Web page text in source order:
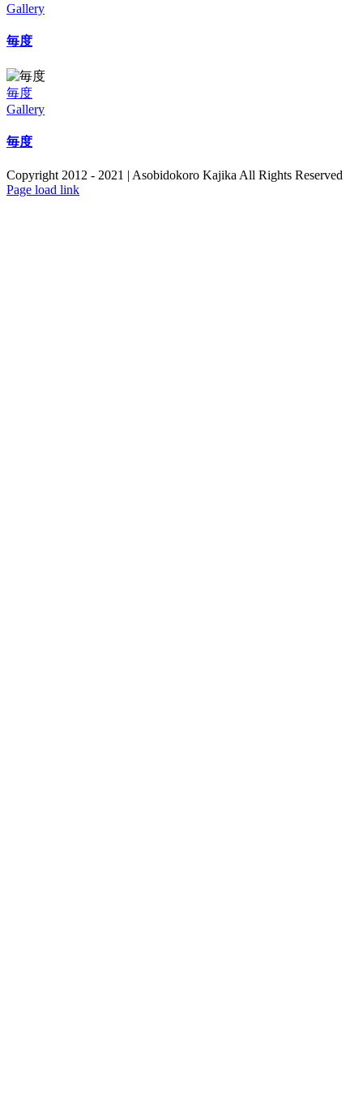
Gallery
毎度
毎度
Gallery
毎度
Copyright 2012 - 2021 | Asobidokoro Kajika All Rights Reserved
Page load link